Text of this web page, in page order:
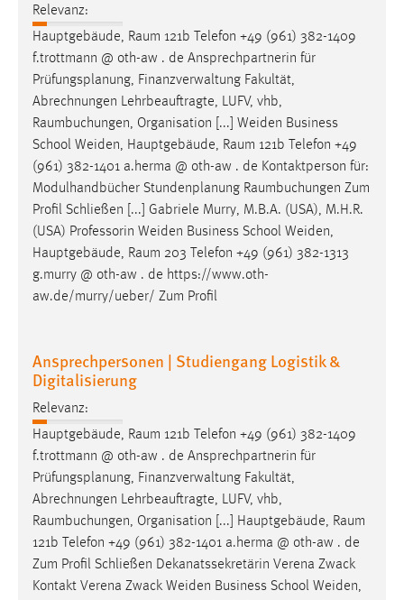
Relevanz:
Hauptgebäude, Raum 121b Telefon +49 (961) 382-1409
f.trottmann @ oth-aw . de Ansprechpartnerin für
Prüfungsplanung, Finanzverwaltung Fakultät,
Abrechnungen Lehrbeauftragte, LUFV, vhb,
Raumbuchungen, Organisation [...] Weiden Business
School Weiden, Hauptgebäude, Raum 121b Telefon +49
(961) 382-1401 a.herma @ oth-aw . de Kontaktperson für:
Modulhandbücher Stundenplanung Raumbuchungen Zum
Profil Schließen [...] Gabriele Murry, M.B.A. (USA), M.H.R.
(USA) Professorin Weiden Business School Weiden,
Hauptgebäude, Raum 203 Telefon +49 (961) 382-1313
g.murry @ oth-aw . de https://www.oth-
aw.de/murry/ueber/ Zum Profil
Ansprechpersonen | Studiengang Logistik &
Digitalisierung
Relevanz:
Hauptgebäude, Raum 121b Telefon +49 (961) 382-1409
f.trottmann @ oth-aw . de Ansprechpartnerin für
Prüfungsplanung, Finanzverwaltung Fakultät,
Abrechnungen Lehrbeauftragte, LUFV, vhb,
Raumbuchungen, Organisation [...] Hauptgebäude, Raum
121b Telefon +49 (961) 382-1401 a.herma @ oth-aw . de
Zum Profil Schließen Dekanatssekretärin Verena Zwack
Kontakt Verena Zwack Weiden Business School Weiden,
einloggen zu können.
Cookie Laufzeit:
24 Stunden
STATISTIK
Statistik Cookies erfassen Informationen anonym.
Diese Informationen helfen uns zu verstehen, wie
unsere Besucher unsere Website nutzen.
Matomo
Name:
Zugriffsstatistik
Cookie Laufzeit:
Max. 13 Monate
MARKETING
Marketing Cookies werden von Drittanbietern
verwendet, um personalisierte Werbung anzuzeigen.
Sie tun dies, indem sie Besucher über Websites
hinweg verfolgen.